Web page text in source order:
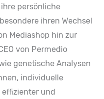
persönliche
ihren Wechsel
Mediashop hin zur
von Permedio
genetische Analysen
individuelle
und